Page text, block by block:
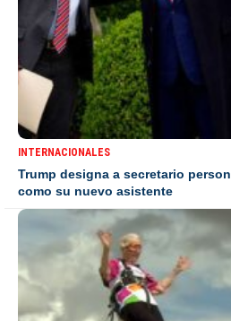
INTERNACIONALES
Trump designa a secretario
como su nuevo asistente